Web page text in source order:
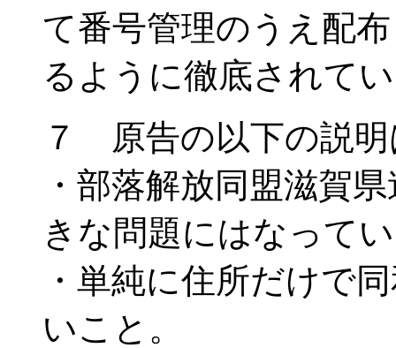
て番号管理のうえ配
るように徹底されて
７ 原告の以下の説明
・部落解放同盟滋賀
きな問題にはなって
・単純に住所だけで
いこと。